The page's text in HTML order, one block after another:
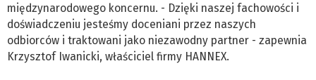
międzynarodowego koncernu. - Dzięki naszej fachowości i
doświadczeniu jesteśmy doceniani przez naszych
odbiorców i traktowani jako niezawodny partner - zapewnia
Krzysztof Iwanicki, właściciel firmy HANNEX.